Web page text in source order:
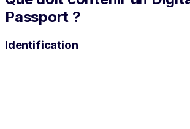
Passport ?
Identification